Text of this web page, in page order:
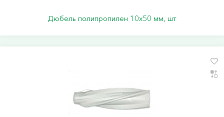
Дюбель полипропилен 10х50 мм, шт